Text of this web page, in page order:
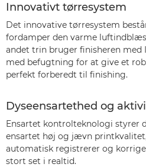
Innovativt tørresystem
Det innovative tørresystem
fordamper den varme
andet trin bruger finisheren med
med befugtning for at give et
perfekt forberedt til finishing.
Dyseensartethed og
Ensartet kontrolteknologi styrer
ensartet høj og jævn
automatisk registrerer og
stort set i realtid.